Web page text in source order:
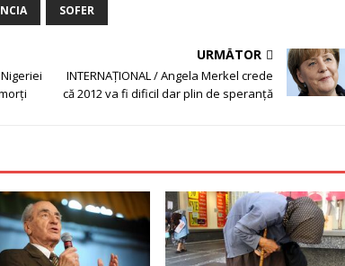
SOFER
URMĂTOR
INTERNAŢIONAL / Angela Merkel crede
că 2012 va fi dificil dar plin de speranţă